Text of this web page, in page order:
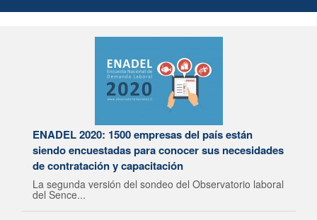
ENADEL 2020: 1500 empresas del país están
siendo encuestadas para conocer sus necesidades
de contratación y capacitación
La segunda versión del sondeo del Observatorio laboral
del Sence...